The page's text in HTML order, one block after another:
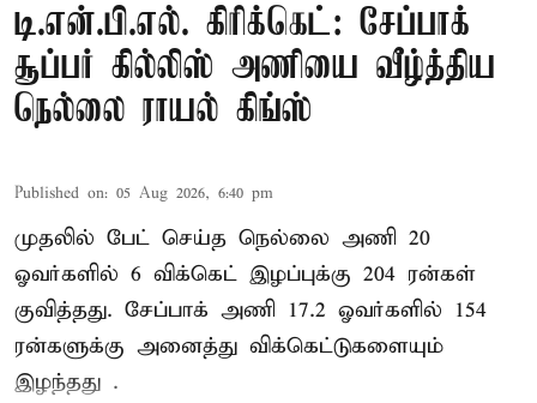
டி.என்.பி.எல். கிரிக்கெட்: சேப்பாக்
சூப்பர் கில்லிஸ் அணியை வீழ்த்திய
நெல்லை ராயல் கிங்ஸ்
Published on: 05 Aug 2026, 6:40 pm
முதலில் பேட் செய்த நெல்லை அணி 20
ஓவர்களில் 6 விக்கெட் இழப்புக்கு 204 ரன்கள்
குவித்தது. சேப்பாக் அணி 17.2 ஓவர்களில் 154
ரன்களுக்கு அனைத்து விக்கெட்டுகளையும்
இழந்தது .